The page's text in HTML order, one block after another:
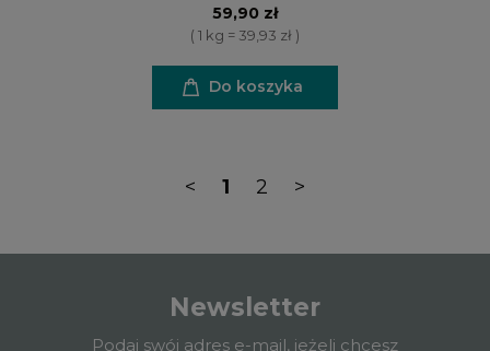
59,90 zł
( 1 kg = 39,93 zł )
Do koszyka
< 1 2 >
Newsletter
Podaj swój adres e-mail, jeżeli chcesz